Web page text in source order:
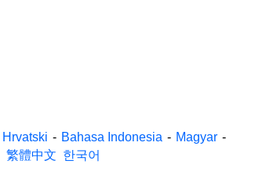
Hrvatski - Bahasa Indonesia - Magyar -
繁體中文 한국어